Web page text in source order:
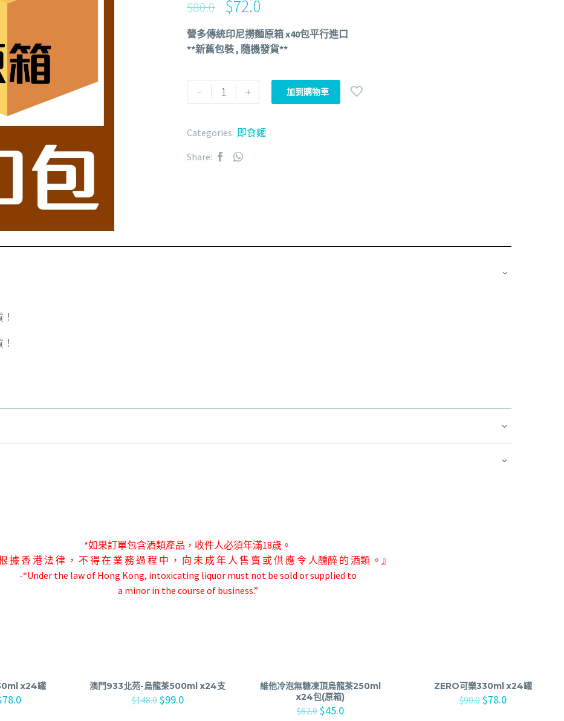
$80.0 $72.0
營多傳統印尼撈麵原箱 x40包平行進口
**新舊包裝 , 隨機發貨**
- + 加到購物車
Categories: 即食麵
Share:
*如果訂單包含酒類產品，收件人必須年滿18歲。
據 香 港 法 律 ， 不 得 在 業 務 過 程 中 ， 向 未 成 年 人 售 賣 或 供 應 令 人醺醉 的 酒類 。』
-“Under the law of Hong Kong, intoxicating liquor must not be sold or supplied to
a minor in the course of business.”
x24罐
78.0
澳門933北苑-烏龍茶500ml x24支
$148.0 $99.0
維他冷泡無糖凍頂烏龍茶250ml
x24包(原箱)
$62.0 $45.0
ZERO可樂330ml x24罐
$90.0 $78.0